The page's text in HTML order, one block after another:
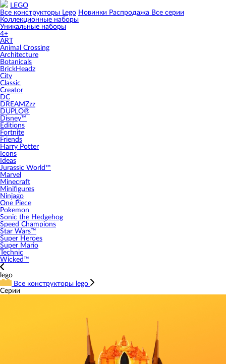
LEGO
Все конструкторы Lego Новинки Распродажа Все серии
Коллекционные наборы
Уникальные наборы
4+
ART
Animal Crossing
Architecture
Botanicals
BrickHeadz
City
Classic
Creator
DC
DREAMZzz
DUPLO®
Disney™
Editions
Fortnite
Friends
Harry Potter
Icons
Ideas
Jurassic World™
Marvel
Minecraft
Minifigures
Ninjago
One Piece
Pokemon
Sonic the Hedgehog
Speed Champions
Star Wars™
Super Heroes
Super Mario
Technic
Wicked™
lego
Все конструкторы lego
Серии